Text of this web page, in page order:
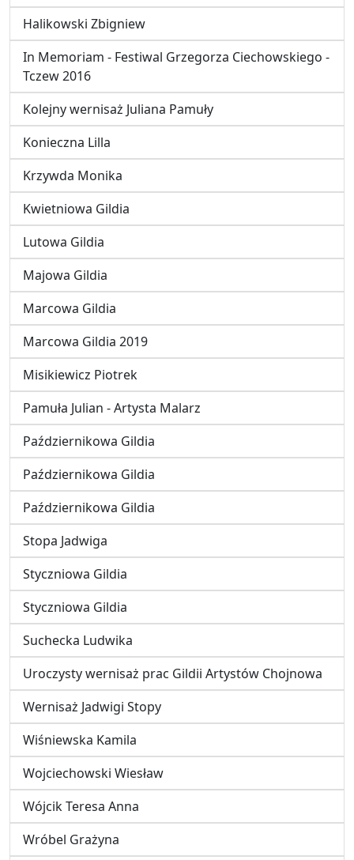
Halikowski Zbigniew
In Memoriam - Festiwal Grzegorza Ciechowskiego -
Tczew 2016
Kolejny wernisaż Juliana Pamuły
Konieczna Lilla
Krzywda Monika
Kwietniowa Gildia
Lutowa Gildia
Majowa Gildia
Marcowa Gildia
Marcowa Gildia 2019
Misikiewicz Piotrek
Pamuła Julian - Artysta Malarz
Październikowa Gildia
Październikowa Gildia
Październikowa Gildia
Stopa Jadwiga
Styczniowa Gildia
Styczniowa Gildia
Suchecka Ludwika
Uroczysty wernisaż prac Gildii Artystów Chojnowa
Wernisaż Jadwigi Stopy
Wiśniewska Kamila
Wojciechowski Wiesław
Wójcik Teresa Anna
Wróbel Grażyna